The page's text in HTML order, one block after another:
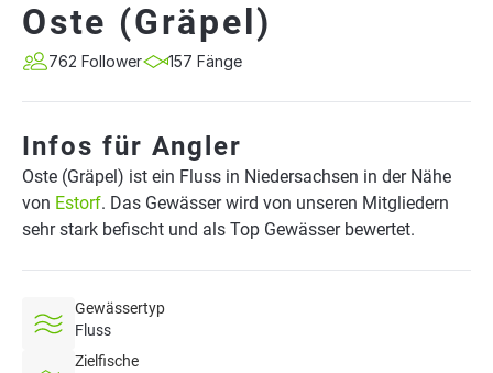
Oste (Gräpel)
762 Follower 157 Fänge
Infos für Angler
Oste (Gräpel) ist ein Fluss in Niedersachsen in der Nähe
von Estorf. Das Gewässer wird von unseren Mitgliedern
sehr stark befischt und als Top Gewässer bewertet.
Gewässertyp
Fluss
Zielfische